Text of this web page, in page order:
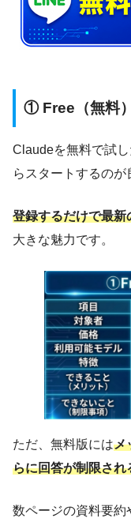
① Free（無料
Claudeを無料で試
らスタートするのが
登録するだけで最
大きな魅力です。
ただ、無料版にはメ
らに回答が制限され
数ページの資料要約